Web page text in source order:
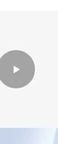
עם איראן;